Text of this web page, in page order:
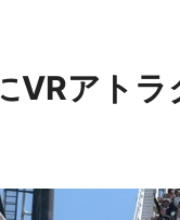
VRアト